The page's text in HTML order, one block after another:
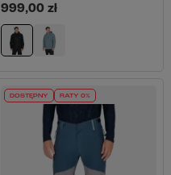
999,00 zł
DOSTĘPNY RATY 0%